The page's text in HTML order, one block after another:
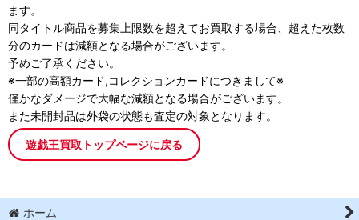
ます。
同タイトル商品を募集上限数を超えてお買取する場合、超えた枚数
分のカードは減額となる場合がございます。
予めご了承ください。
※一部の高額カード,コレクションカードにつきまして※
僅かなダメージで大幅な減額となる場合がございます。
また未開封品は外袋の状態も査定の対象となります。
遊戯王買取トップページに戻る
ホーム